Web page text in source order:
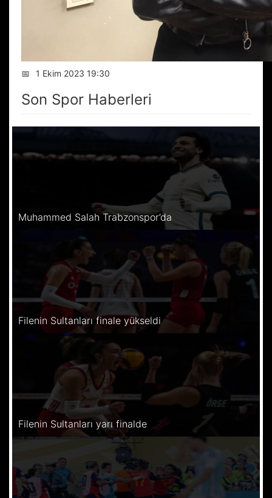
📅 1 Ekim 2023 19:30
Son Spor Haberleri
Muhammed Salah Trabzonspor’da
Filenin Sultanları finale yükseldi
Filenin Sultanları yarı finalde